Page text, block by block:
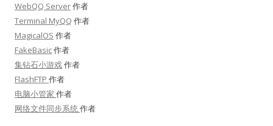
WebQQ Server作者
Terminal MyQQ 作者
MagicalOS 作者
FakeBasic作者
集钻石小游戏作者
FlashFTP 作者
电脑小管家 作者
网络文件同步系统作者